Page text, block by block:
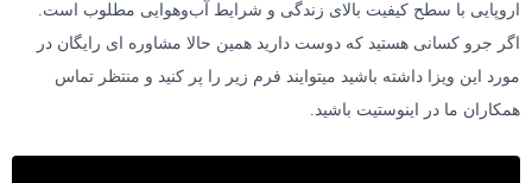
اروپایی با سطح کیفیت بالای زندگی و شرایط آب‌وهوایی مطلوب است.
اگر جرو کسانی هستید که دوست دارید همین حالا مشاوره ای رایگان در
مورد این ویزا داشته باشید میتوایند فرم زیر را پر کنید و منتظر تماس
همکاران ما در اینوستیت باشید.